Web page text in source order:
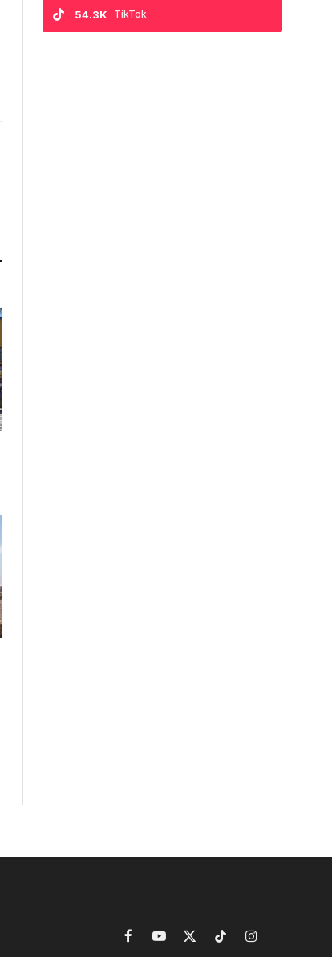
TikTok
54.3K
FacebookYouTube
X
TikTokInstagram